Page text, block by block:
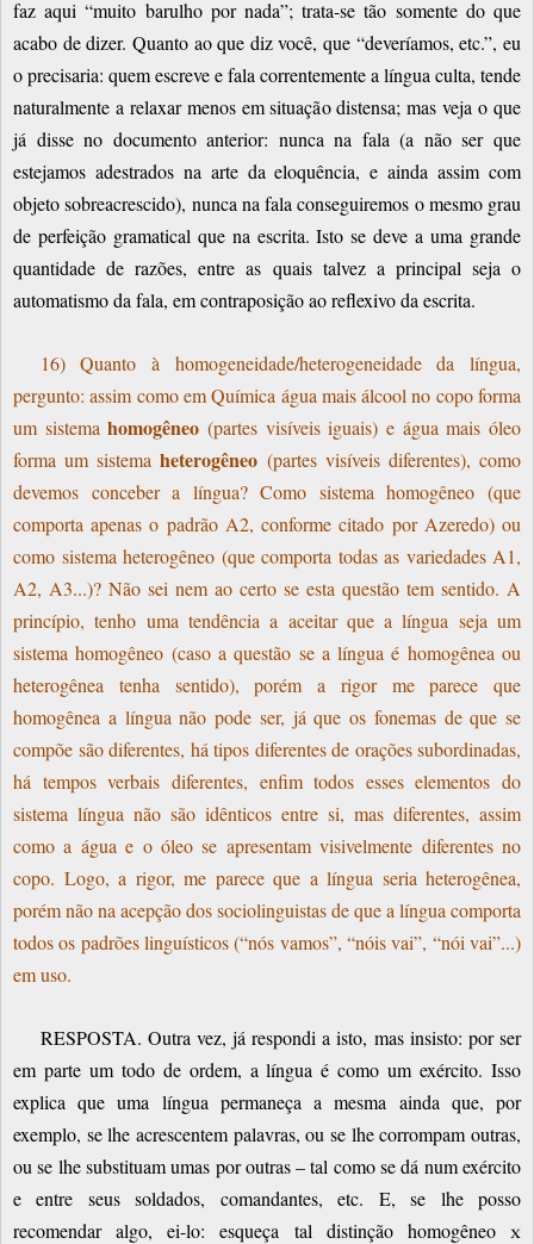
faz aqui “muito barulho por nada”; trata-se tão somente do que
acabo de dizer. Quanto ao que diz você, que “deveríamos, etc.”, eu
o precisaria: quem escreve e fala correntemente a língua culta, tende
naturalmente a relaxar menos em situação distensa; mas veja o que
já disse no documento anterior: nunca na fala (a não ser que
estejamos adestrados na arte da eloquência, e ainda assim com
objeto sobreacrescido), nunca na fala conseguiremos o mesmo grau
de perfeição gramatical que na escrita. Isto se deve a uma grande
quantidade de razões, entre as quais talvez a principal seja o
automatismo da fala, em contraposição ao reflexivo da escrita.
16) Quanto à homogeneidade/heterogeneidade da língua,
pergunto: assim como em Química água mais álcool no copo forma
um sistemahomogêneo (partes visíveis iguais) e água mais óleo
forma um sistemaheterogêneo (partes visíveis diferentes), como
devemos conceber a língua? Como sistema homogêneo (que
comporta apenas o padrão A2, conforme citado por Azeredo) ou
como sistema heterogêneo (que comporta todas as variedades A1,
A2, A3...)? Não sei nem ao certo se esta questão tem sentido. A
princípio, tenho uma tendência a aceitar que a língua seja um
sistema homogêneo (caso a questão se a língua é homogênea ou
heterogênea tenha sentido), porém a rigor me parece que
homogênea a língua não pode ser, já que os fonemas de que se
compõe são diferentes, há tipos diferentes de orações subordinadas,
há tempos verbais diferentes, enfim todos esses elementos do
sistema língua não são idênticos entre si, mas diferentes, assim
como a água e o óleo se apresentam visivelmente diferentes no
copo. Logo, a rigor, me parece que a língua seria heterogênea,
porém não na acepção dos sociolinguistas de que a língua comporta
todos os padrões linguísticos (“nós vamos”, “nóis vai”, “nói vai”...)
em uso.
RESPOSTA. Outra vez, já respondi a isto, mas insisto: por ser
em parte um todo de ordem, a língua é como um exército. Isso
explica que uma língua permaneça a mesma ainda que, por
exemplo, se lhe acrescentem palavras, ou se lhe corrompam outras,
ou se lhe substituam umas por outras – tal como se dá num exército
e entre seus soldados, comandantes, etc. E, se lhe posso
recomendar algo, ei-lo: esqueça tal distinção homogêneo x